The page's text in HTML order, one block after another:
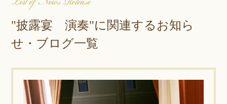
"披露宴 演奏"に関連するお知ら
せ・ブログ一覧